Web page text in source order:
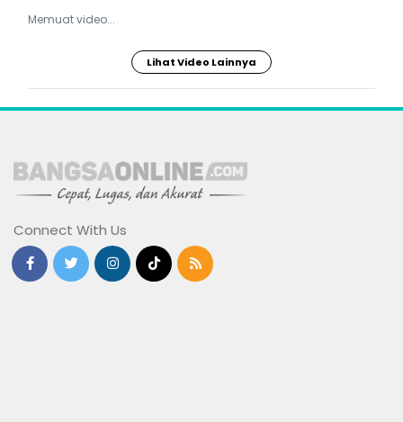
Memuat video...
Lihat Video Lainnya
Connect With Us